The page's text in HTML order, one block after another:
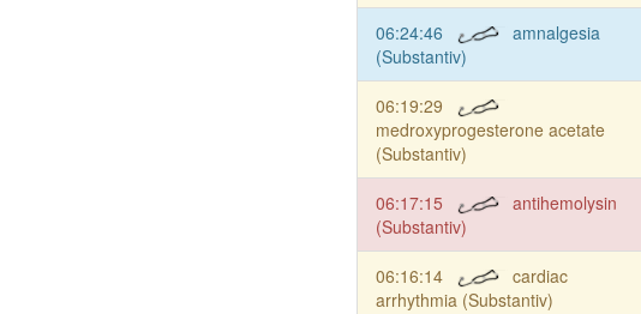
06:24:46
amnalgesia
(Substantiv)
06:19:29
medroxyprogesterone acetate
(Substantiv)
06:17:15
antihemolysin
(Substantiv)
06:16:14
cardiac
arrhythmia (Substantiv)